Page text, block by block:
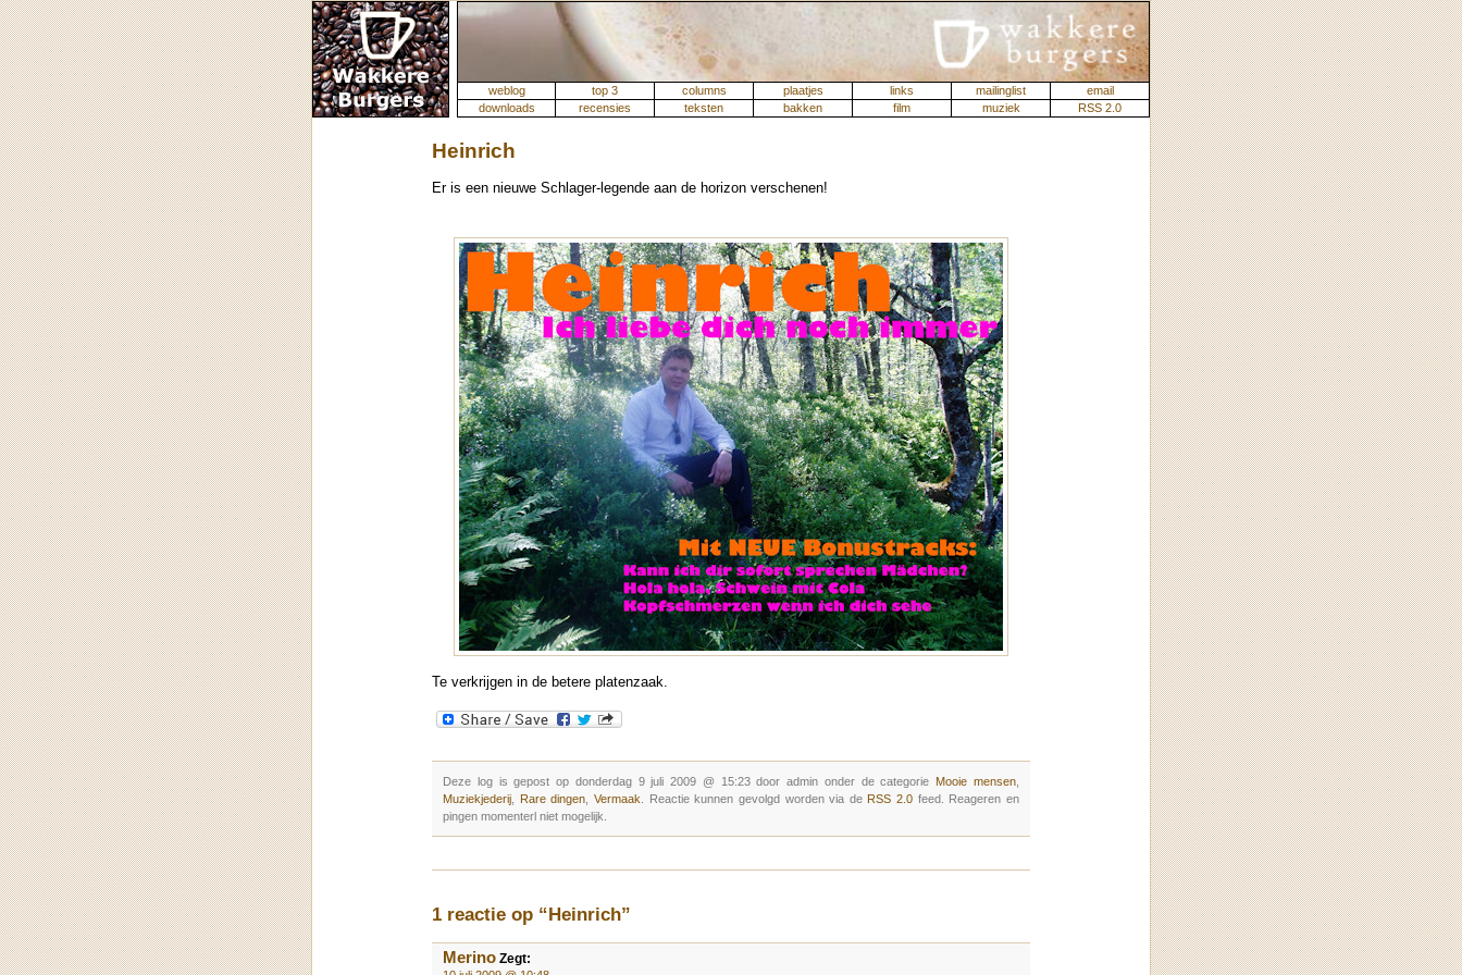
weblog top 3 columns plaatjes links mailinglist
email
downloads
recensies teksten bakken film muziek RSS 2.0
Heinrich
Er is een nieuwe Schlager-legende aan de horizon verschenen!
Te verkrijgen in de betere platenzaak.
Deze log is gepost op donderdag 9 juli 2009 @ 15:23 door admin onder de categorieMooie mensen
Muziekjederij
Rare dingen Vermaak . Reactie kunnen gevolgd worden via deRSS 2.0 feed. Reageren en
pingen momenterl niet mogelijk.
1 reactie op “Heinrich”
Merino Zegt: